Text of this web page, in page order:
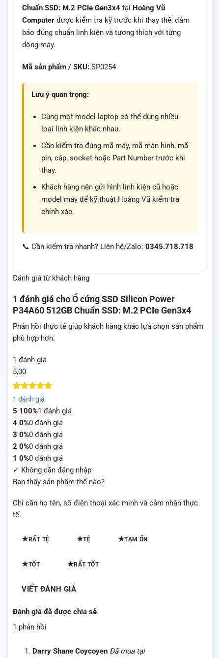
Chuẩn SSD: M.2 PCIe Gen3x4 tại Hoàng Vũ
Computer được kiểm tra kỹ trước khi thay thế, đảm
bảo đúng chuẩn linh kiện và tương thích với từng
dòng máy.
Mã sản phẩm / SKU: SP0254
Lưu ý quan trọng:
Cùng một model laptop có thể dùng nhiều
loại linh kiện khác nhau.
Cần kiểm tra đúng mã máy, mã màn hình, mã
pin, cáp, socket hoặc Part Number trước khi
thay.
Khách hàng nên gửi hình linh kiện cũ hoặc
model máy để kỹ thuật Hoàng Vũ kiểm tra
chính xác.
📞 Cần kiểm tra nhanh? Liên hệ/Zalo: 0345.718.718
Đánh giá từ khách hàng
1 đánh giá choỔ cứng SSD Silicon Power
P34A60 512GB Chuẩn SSD: M.2 PCIe Gen3x4
Phản hồi thực tế giúp khách hàng khác lựa chọn sản phẩm
phù hợp hơn.
1 đánh giá
5,00
5 trên 5
dựa trên
1
đánh giá
1 đánh giá
5 100%1 đánh giá
4 0%0 đánh giá
3 0%0 đánh giá
2 0%0 đánh giá
1 0%0 đánh giá
✓ Không cần đăng nhập
Bạn thấy sản phẩm thế nào?
Chỉ cần họ tên, số điện thoại xác minh và cảm nhận thực
tế.
★RẤT TỆ ★TỆ ★TẠM ỔN
★TỐT ★RẤT TỐT
VIẾT ĐÁNH GIÁ
Đánh giá đã được chia sẻ
1 phản hồi
Darry Shane Coycoyen Đã mua tại